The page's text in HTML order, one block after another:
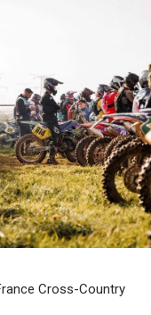
Cross-Country